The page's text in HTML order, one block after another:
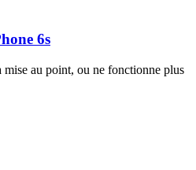
6s
mise au point, ou ne fonctionne plus